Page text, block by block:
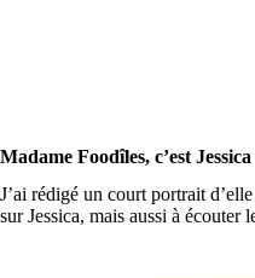
Madame Foodîles, c’est
J’ai rédigé un court portrait
sur Jessica, mais aussi à écouter